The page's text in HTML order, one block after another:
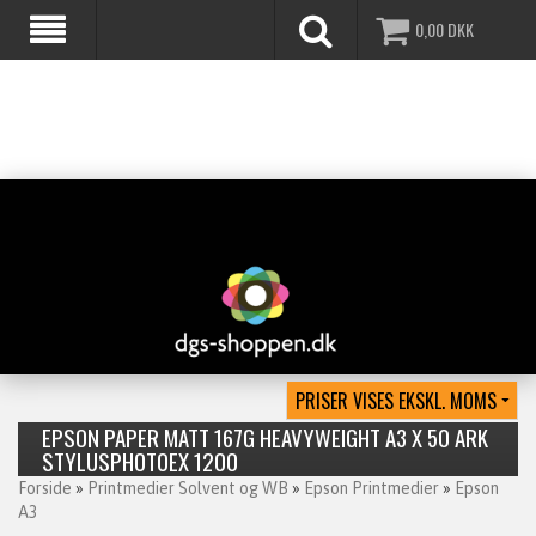
0,00DKK
EPSON PAPER MATT 167G HEAVYWEIGHT A3 X 50 ARK
STYLUSPHOTOEX 1200
Forside » Printmedier Solvent og WB » Epson Printmedier » Epson
A3